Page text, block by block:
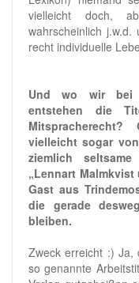
vielleicht doch,
wahrscheinlich
recht individuelle
Und wo wir bei
entstehen die
vielleicht sogar
ziemlich
„Lennart
Gast aus
die gerade
bleiben.
Zweck erreicht :) Ja,
so genannte